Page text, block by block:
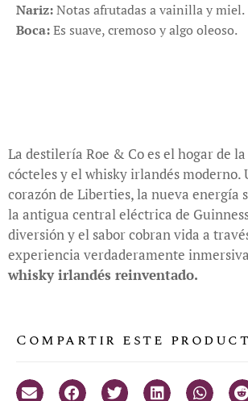
Nariz:Notas afrutadas a vainilla y miel.
Boca:Es suave, cremoso y algo oleoso.
La destilería Roe & Co es el hogar de
cócteles y el whisky irlandés moderno.
corazón de Liberties, la nueva energía
la antigua central eléctrica de
diversión y el sabor cobran vida a
experiencia verdaderamente
whisky irlandés reinventado.
Compartir este